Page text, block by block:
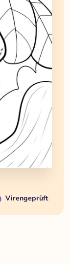
Virengeprüft